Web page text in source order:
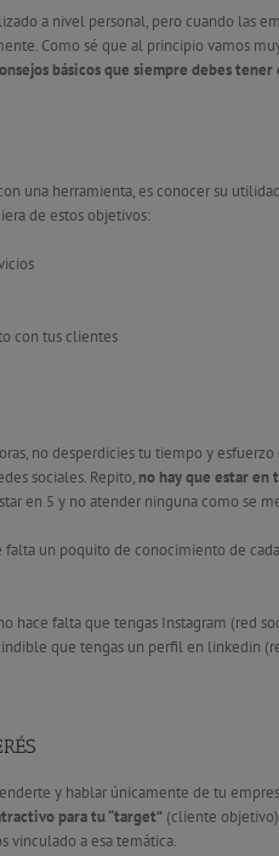
a nivel personal, pero cuando las
Como sé que al principio vamos
básicos que siempre debes
una herramienta, es conocer su
de estos objetivos:
con tus clientes
no desperdicies tu tiempo y
sociales. Repito, no hay que estar en
en 5 y no atender ninguna como se
un poquito de conocimiento de
hace falta que tengas Instagram (red
que tengas un perfil en linkedin
y hablar únicamente de tu
para tu “target” (cliente
vinculado a esa temática.